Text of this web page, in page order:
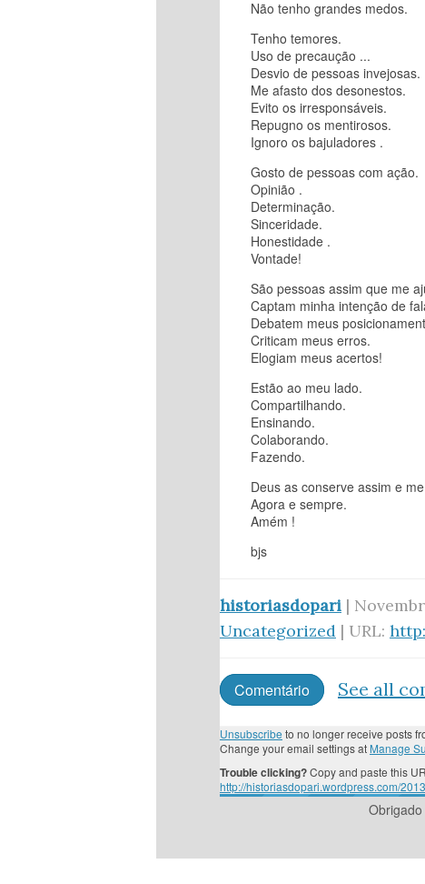
Não tenho grandes medos.
Tenho temores.
Uso de precaução ...
Desvio de pessoas invejosas.
Me afasto dos desonestos.
Evito os irresponsáveis.
Repugno os mentirosos.
Ignoro os bajuladores .
Gosto de pessoas com ação.
Opinião .
Determinação.
Sinceridade.
Honestidade .
Vontade!
São pessoas assim que me
Captam minha intenção de
Debatem meus
Criticam meus erros.
Elogiam meus acertos!
Estão ao meu lado.
Compartilhando.
Ensinando.
Colaborando.
Fazendo.
Deus as conserve assim e
Agora e sempre.
Amém !
bjs
historiasdopari |
Uncategorized | URL:
Comentário See all
Unsubscribe to no longer receive posts
Change your email settings at Manage
Trouble clicking?Copy and paste this
http://historiasdopari.wordpress.com/